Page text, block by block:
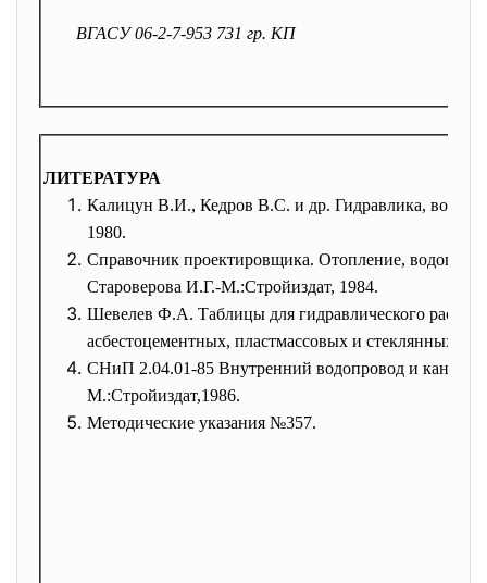
ВГАСУ 06-2-7-953 731 гр. КП
ЛИТЕРАТУРА
Калицун В.И., Кедров В.С. и др. Гидравлика,
1980.
Справочник проектировщика. Отопление,
Староверова И.Г.-М.:Стройиздат, 1984.
Шевелев Ф.А. Таблицы для гидравлического
асбестоцементных, пластмассовых и стеклянных
СНиП 2.04.01-85 Внутренний водопровод и
М.:Стройиздат,1986.
Методические указания №357.